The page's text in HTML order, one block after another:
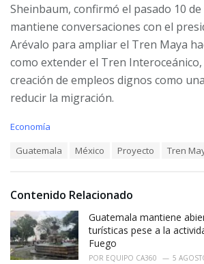
Sheinbaum, confirmó el pasado 10
mantiene conversaciones con el
Arévalo para ampliar el Tren Maya
como extender el Tren
creación de empleos dignos como
reducir la migración.
C
r
i
e
s
:
Economía
:
Guatemala México Proyecto Tren
Contenido Relacionado
Guatemala mantiene
turísticas pese a la
Fuego
POR EQUIPO CA360 5